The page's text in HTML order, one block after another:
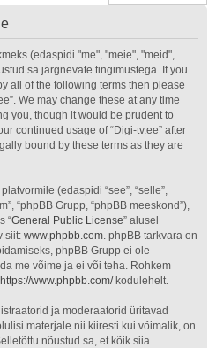
(edaspidi "me", "meie", "meid",
sa järgnevate tingimustega. If you
all of the following terms then please
We may change these at any time
you, though it would be prudent to
continued usage of “Digi-tv.ee” after
bound by these terms as they are
(edaspidi “see”, “selle”,
“phpBB Grupp, “phpBB meeskond”),
“General Public License” alusel
siit: www.phpbb.com. phpBB tarkvara on
phpBB Grupp ei ole
me võime ja ei või teha. Rohkem
https://www.phpbb.com/kodulehelt.
ja moderaatorid üritavad
materjale nii kiiresti kui võimalik, on
nõustud sa, et kõik siia